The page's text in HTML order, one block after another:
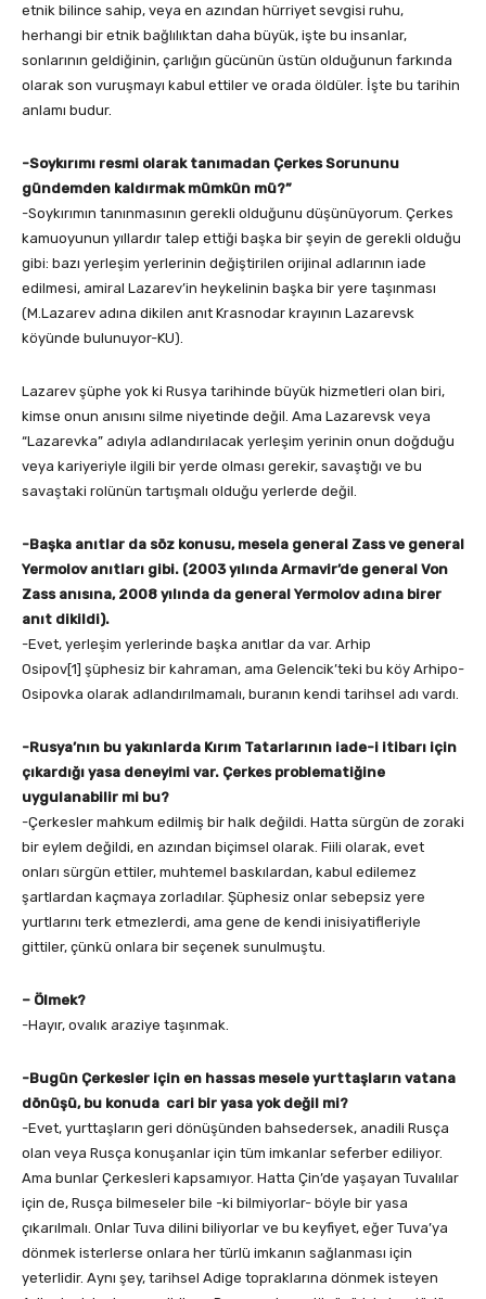
etnik bilince sahip, veya en azından hürriyet sevgisi ruhu,
herhangi bir etnik bağlılıktan daha büyük, işte bu insanlar,
sonlarının geldiğinin, çarlığın gücünün üstün olduğunun farkında
olarak son vuruşmayı kabul ettiler ve orada öldüler. İşte bu tarihin
anlamı budur.
-Soykırımı resmi olarak tanımadan Çerkes Sorununu
gündemden kaldırmak mümkün mü?”
-Soykırımın tanınmasının gerekli olduğunu düşünüyorum. Çerkes
kamuoyunun yıllardır talep ettiği başka bir şeyin de gerekli olduğu
gibi: bazı yerleşim yerlerinin değiştirilen orijinal adlarının iade
edilmesi, amiral Lazarev’in heykelinin başka bir yere taşınması
(M.Lazarev adına dikilen anıt Krasnodar krayının Lazarevsk
köyünde bulunuyor-KU).
Lazarev şüphe yok ki Rusya tarihinde büyük hizmetleri olan biri,
kimse onun anısını silme niyetinde değil. Ama Lazarevsk veya
“Lazarevka” adıyla adlandırılacak yerleşim yerinin onun doğduğu
veya kariyeriyle ilgili bir yerde olması gerekir, savaştığı ve bu
savaştaki rolünün tartışmalı olduğu yerlerde değil.
-Başka anıtlar da söz konusu, mesela general Zass ve general
Yermolov anıtları gibi. (2003 yılında Armavir’de general Von
Zass anısına, 2008 yılında da general Yermolov adına birer
anıt dikildi).
-Evet, yerleşim yerlerinde başka anıtlar da var. Arhip
Osipov[1] şüphesiz bir kahraman, ama Gelencik’teki bu köy Arhipo-
Osipovka olarak adlandırılmamalı, buranın kendi tarihsel adı vardı.
-Rusya’nın bu yakınlarda Kırım Tatarlarının iade-i itibarı için
çıkardığı yasa deneyimi var. Çerkes problematiğine
uygulanabilir mi bu?
-Çerkesler mahkum edilmiş bir halk değildi. Hatta sürgün de zoraki
bir eylem değildi, en azından biçimsel olarak. Fiili olarak, evet
onları sürgün ettiler, muhtemel baskılardan, kabul edilemez
şartlardan kaçmaya zorladılar. Şüphesiz onlar sebepsiz yere
yurtlarını terk etmezlerdi, ama gene de kendi inisiyatifleriyle
gittiler, çünkü onlara bir seçenek sunulmuştu.
– Ölmek?
-Hayır, ovalık araziye taşınmak.
-Bugün Çerkesler için en hassas mesele yurttaşların vatana
dönüşü, bu konuda cari bir yasa yok değil mi?
-Evet, yurttaşların geri dönüşünden bahsedersek, anadili Rusça
olan veya Rusça konuşanlar için tüm imkanlar seferber ediliyor.
Ama bunlar Çerkesleri kapsamıyor. Hatta Çin’de yaşayan Tuvalılar
için de, Rusça bilmeseler bile -ki bilmiyorlar- böyle bir yasa
çıkarılmalı. Onlar Tuva dilini biliyorlar ve bu keyfiyet, eğer Tuva’ya
dönmek isterlerse onlara her türlü imkanın sağlanması için
yeterlidir. Aynı şey, tarihsel Adige topraklarına dönmek isteyen